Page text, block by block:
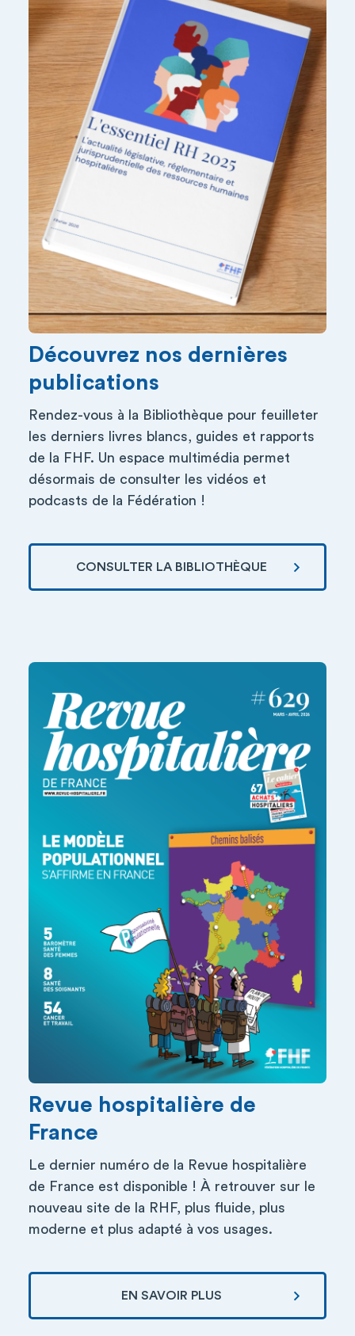
Découvrez nos dernières
publications
Rendez-vous à la Bibliothèque pour feuilleter
les derniers livres blancs, guides et rapports
de la FHF. Un espace multimédia permet
désormais de consulter les vidéos et
podcasts de la Fédération !
CONSULTER LA BIBLIOTHÈQUE
Revue hospitalière de
France
Le dernier numéro de la Revue hospitalière
de France est disponible ! À retrouver sur le
nouveau site de la RHF, plus fluide, plus
moderne et plus adapté à vos usages.
EN SAVOIR PLUS